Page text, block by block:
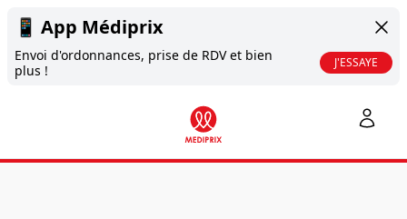
📱 App Médiprix
Envoi d'ordonnances, prise de RDV et bien
plus !
J'ESSAYE